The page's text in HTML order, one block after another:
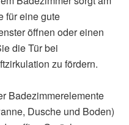
für eine gute
öffnen oder einen
die Tür bei
zu fördern.
Badezimmerelemente
Dusche und Boden)